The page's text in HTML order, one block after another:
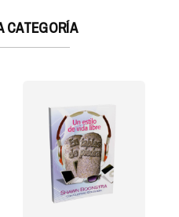
CATEGORÍA